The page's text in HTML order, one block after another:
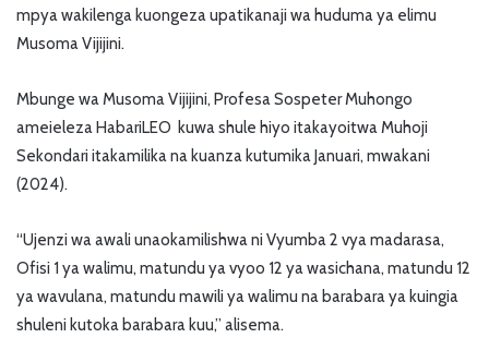
mpya wakilenga kuongeza upatikanaji wa huduma ya elimu
Musoma Vijijini.
Mbunge wa Musoma Vijijini, Profesa Sospeter Muhongo
ameieleza HabariLEO kuwa shule hiyo itakayoitwa Muhoji
Sekondari itakamilika na kuanza kutumika Januari, mwakani
(2024).
“Ujenzi wa awali unaokamilishwa ni Vyumba 2 vya madarasa,
Ofisi 1 ya walimu, matundu ya vyoo 12 ya wasichana, matundu 12
ya wavulana, matundu mawili ya walimu na barabara ya kuingia
shuleni kutoka barabara kuu,” alisema.